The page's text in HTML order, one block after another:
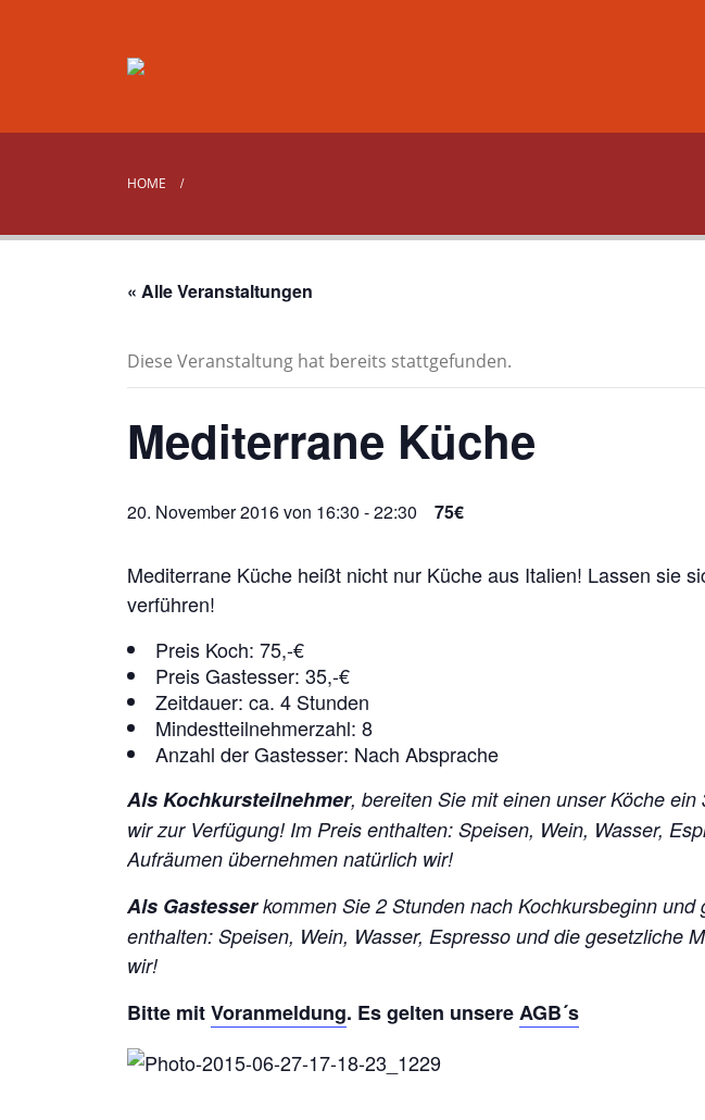
HOME
« Alle Veranstaltungen
Diese Veranstaltung hat bereits stattgefunden.
Mediterrane Küche
20. November 2016 von 16:30 -22:30 75€
Mediterrane Küche heißt nicht nur Küche aus Italien! Lassen sie
verführen!
Preis Koch: 75,-€
Preis Gastesser: 35,-€
Zeitdauer: ca. 4 Stunden
Mindestteilnehmerzahl: 8
Anzahl der Gastesser: Nach Absprache
Als Kochkursteilnehmer, bereiten Sie mit einen unser Köche
wir zur Verfügung! Im Preis enthalten: Speisen, Wein, Wasser,
Aufräumen übernehmen natürlich wir!
Als Gastesserkommen Sie 2 Stunden nach Kochkursbeginn und
enthalten: Speisen, Wein, Wasser, Espresso und die gesetzliche
wir!
Bitte mitVoranmeldung. Es gelten unsereAGB´s